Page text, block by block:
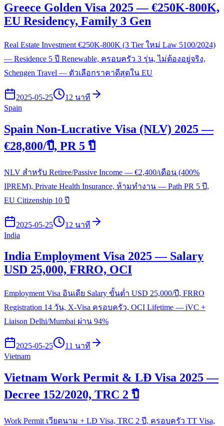
Greece Golden Visa 2025 — €250K-800K,
EU Residency, Family 3 Gen
Real Estate Investment €250K-800K (3 Tier ใหม่ Law 5100/2024)
— Residence 5 ปี Renewable, ครอบครัว 3 รุ่น, ไม่ต้องอยู่จริง,
Schengen Travel — ตัวเลือกราคาดีสุดใน EU
2025-05-25
12 นาที
Spain
Spain Non-Lucrative Visa (NLV) 2025 —
€28,800/ปี, PR 5 ปี
NLV สำหรับ Retiree/Passive Income — €2,400/เดือน (400%
IPREM), Private Health Insurance, ห้ามทำงาน — Path PR 5 ปี,
EU Citizenship 10 ปี
2025-05-25
12 นาที
India
India Employment Visa 2025 — Salary
USD 25,000, FRRO, OCI
Employment Visa อินเดีย Salary ขั้นต่ำ USD 25,000/ปี, FRRO
Registration 14 วัน, X-Visa ครอบครัว, OCI Lifetime — iVC +
Liaison Delhi/Mumbai ผ่าน 94%
2025-05-25
11 นาที
Vietnam
Vietnam Work Permit & LĐ Visa 2025 —
Decree 152/2020, TRC 2 ปี
Work Permit เวียดนาม + LĐ Visa, TRC 2 ปี, ครอบครัว TT Visa,